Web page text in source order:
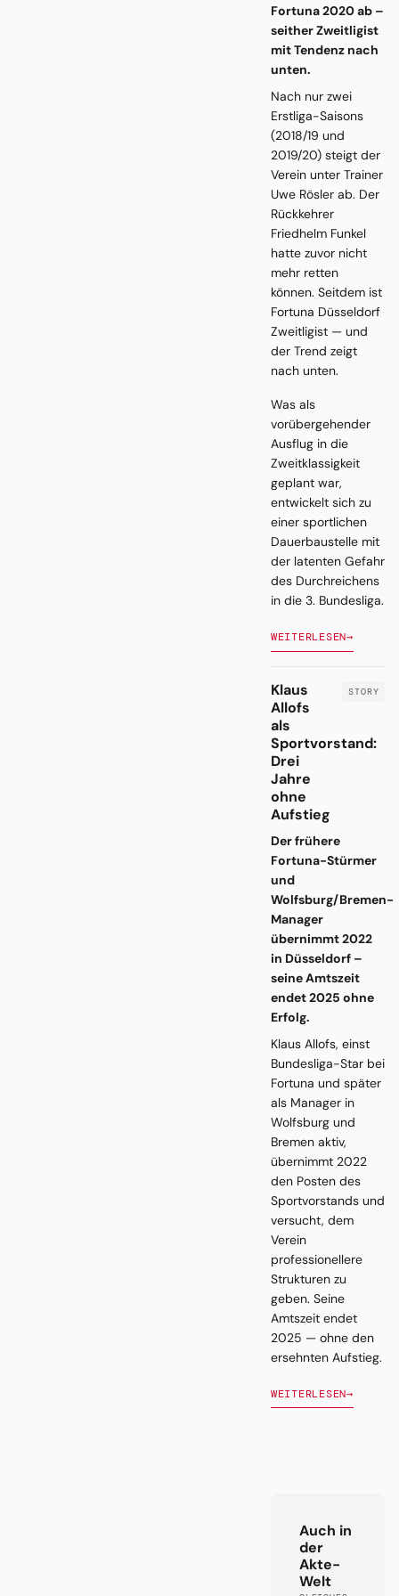
Fortuna 2020 ab –
seither Zweitligist
mit Tendenz nach
unten.
Nach nur zwei
Erstliga-Saisons
(2018/19 und
2019/20) steigt der
Verein unter Trainer
Uwe Rösler ab. Der
Rückkehrer
Friedhelm Funkel
hatte zuvor nicht
mehr retten
können. Seitdem ist
Fortuna Düsseldorf
Zweitligist — und
der Trend zeigt
nach unten.
Was als
vorübergehender
Ausflug in die
Zweitklassigkeit
geplant war,
entwickelt sich zu
einer sportlichen
Dauerbaustelle mit
der latenten Gefahr
des Durchreichens
in die 3. Bundesliga.
WEITERLESEN→
Klaus
Allofs
als
Sportvorstand:
Drei
Jahre
ohne
Aufstieg
Der frühere
Fortuna-Stürmer
und
Wolfsburg/Bremen-
Manager
übernimmt 2022
in Düsseldorf –
seine Amtszeit
endet 2025 ohne
Erfolg.
Klaus Allofs, einst
Bundesliga-Star bei
Fortuna und später
als Manager in
Wolfsburg und
Bremen aktiv,
übernimmt 2022
den Posten des
Sportvorstands und
versucht, dem
Verein
professionellere
Strukturen zu
geben. Seine
Amtszeit endet
2025 — ohne den
ersehnten Aufstieg.
WEITERLESEN→
Auch in
der
Akte-
Welt